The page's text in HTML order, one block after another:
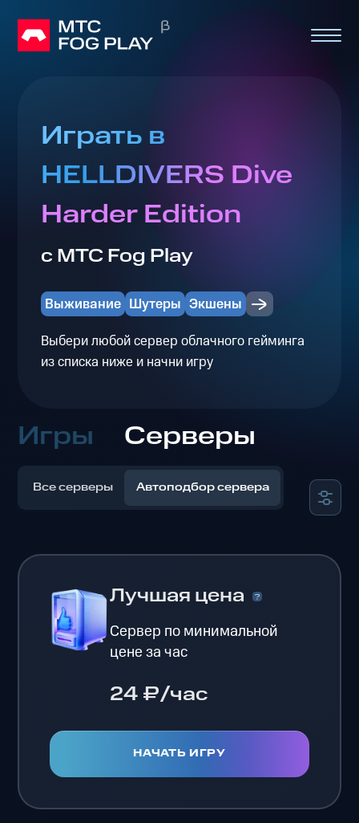
Играть в
HELLDIVERS Dive
Harder Edition
с МТС Fog Play
Выживание Шутеры Экшены
Выбери любой сервер облачного гейминга
из списка ниже и начни игру
Игры Серверы
Все серверы Автоподбор сервера
Лучшая цена
Сервер по минимальной
цене за час
24 ₽/час
НАЧАТЬ ИГРУ